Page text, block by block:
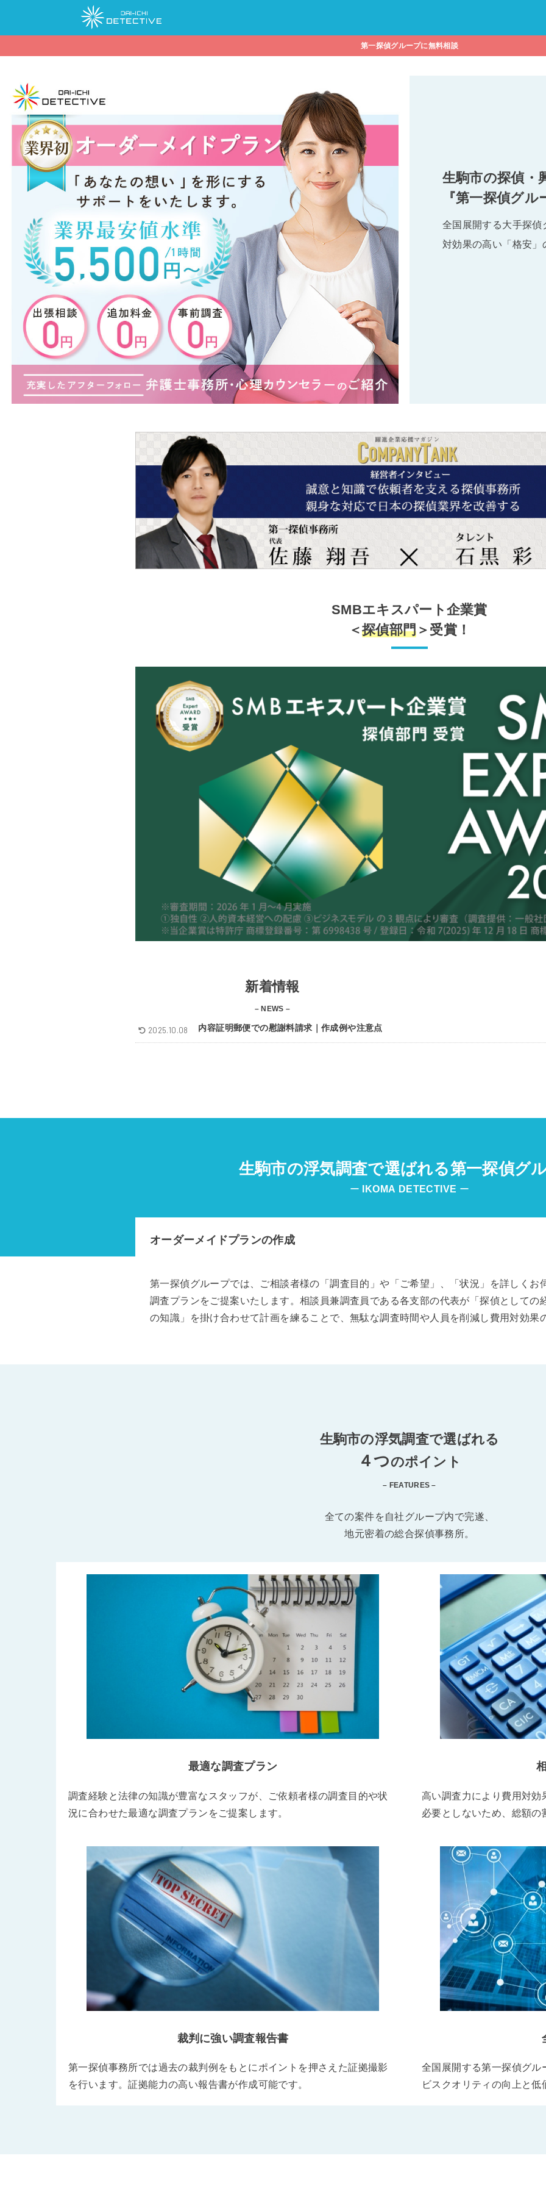
第一探偵グループに無料相談
生駒市の探偵・
『第一探偵グル
全国展開する大手探
対効果の高い「格安」
SMBエキスパート企業賞
＜探偵部門 ＞受賞！
新着情報
– NEWS –
内容証明郵便での慰謝料請求｜作成例や注意点
2025.10.08
生駒市の浮気調査で選ばれる第一探偵グ
ー IKOMA DETECTIVE ー
オーダーメイドプランの作成
第一探偵グループでは、ご相談者様の「調査目的」や「ご希望」、「状況」を詳しくお
調査プランをご提案いたします。相談員兼調査員である各支部の代表が「探偵としての
の知識」を掛け合わせて計画を練ることで、無駄な調査時間や人員を削減し費用対効果
生駒市の浮気調査で選ばれる
４つのポイント
– FEATURES –
全ての案件を自社グループ内で完遂、
地元密着の総合探偵事務所。
最適な調査プラン
調査経験と法律の知識が豊富なスタッフが、ご依頼者様の調査目的や状
況に合わせた最適な調査プランをご提案します。
高い調査力により費用対
必要としないため、総額
裁判に強い調査報告書
第一探偵事務所では過去の裁判例をもとにポイントを押さえた証拠撮影
を行います。証拠能力の高い報告書が作成可能です。
全国展開する第一探偵グ
ビスクオリティの向上と